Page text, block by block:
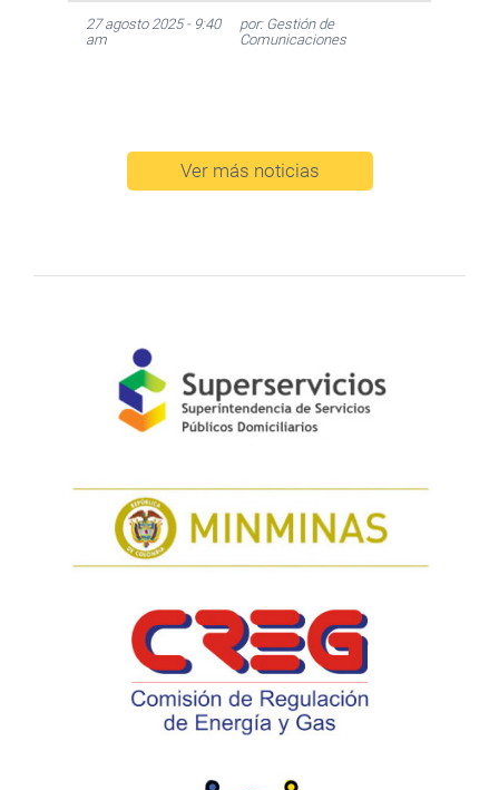
27 agosto 2025 - 9:40
am
por: Gestión de
Comunicaciones
Ver más noticias